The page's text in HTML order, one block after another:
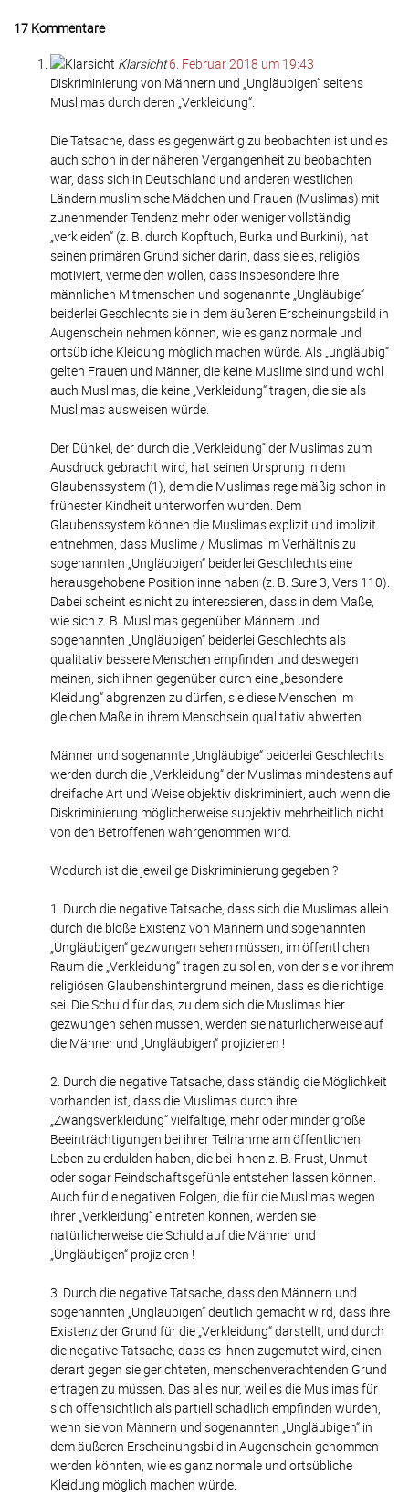
17 Kommentare
Klarsicht 6. Februar 2018 um 19:43
Diskriminierung von Männern und „Ungläubigen“ seitens
Muslimas durch deren „Verkleidung“.
Die Tatsache, dass es gegenwärtig zu beobachten ist und es
auch schon in der näheren Vergangenheit zu beobachten
war, dass sich in Deutschland und anderen westlichen
Ländern muslimische Mädchen und Frauen (Muslimas) mit
zunehmender Tendenz mehr oder weniger vollständig
„verkleiden“ (z. B. durch Kopftuch, Burka und Burkini), hat
seinen primären Grund sicher darin, dass sie es, religiös
motiviert, vermeiden wollen, dass insbesondere ihre
männlichen Mitmenschen und sogenannte „Ungläubige“
beiderlei Geschlechts sie in dem äußeren Erscheinungsbild in
Augenschein nehmen können, wie es ganz normale und
ortsübliche Kleidung möglich machen würde. Als „ungläubig“
gelten Frauen und Männer, die keine Muslime sind und wohl
auch Muslimas, die keine „Verkleidung“ tragen, die sie als
Muslimas ausweisen würde.
Der Dünkel, der durch die „Verkleidung“ der Muslimas zum
Ausdruck gebracht wird, hat seinen Ursprung in dem
Glaubenssystem (1), dem die Muslimas regelmäßig schon in
frühester Kindheit unterworfen wurden. Dem
Glaubenssystem können die Muslimas explizit und implizit
entnehmen, dass Muslime / Muslimas im Verhältnis zu
sogenannten „Ungläubigen“ beiderlei Geschlechts eine
herausgehobene Position inne haben (z. B. Sure 3, Vers 110).
Dabei scheint es nicht zu interessieren, dass in dem Maße,
wie sich z. B. Muslimas gegenüber Männern und
sogenannten „Ungläubigen“ beiderlei Geschlechts als
qualitativ bessere Menschen empfinden und deswegen
meinen, sich ihnen gegenüber durch eine „besondere
Kleidung“ abgrenzen zu dürfen, sie diese Menschen im
gleichen Maße in ihrem Menschsein qualitativ abwerten.
Männer und sogenannte „Ungläubige“ beiderlei Geschlechts
werden durch die „Verkleidung“ der Muslimas mindestens auf
dreifache Art und Weise objektiv diskriminiert, auch wenn die
Diskriminierung möglicherweise subjektiv mehrheitlich nicht
von den Betroffenen wahrgenommen wird.
Wodurch ist die jeweilige Diskriminierung gegeben ?
1. Durch die negative Tatsache, dass sich die Muslimas allein
durch die bloße Existenz von Männern und sogenannten
„Ungläubigen“ gezwungen sehen müssen, im öffentlichen
Raum die „Verkleidung“ tragen zu sollen, von der sie vor ihrem
religiösen Glaubenshintergrund meinen, dass es die richtige
sei. Die Schuld für das, zu dem sich die Muslimas hier
gezwungen sehen müssen, werden sie natürlicherweise auf
die Männer und „Ungläubigen“ projizieren !
2. Durch die negative Tatsache, dass ständig die Möglichkeit
vorhanden ist, dass die Muslimas durch ihre
„Zwangsverkleidung“ vielfältige, mehr oder minder große
Beeinträchtigungen bei ihrer Teilnahme am öffentlichen
Leben zu erdulden haben, die bei ihnen z. B. Frust, Unmut
oder sogar Feindschaftsgefühle entstehen lassen können.
Auch für die negativen Folgen, die für die Muslimas wegen
ihrer „Verkleidung“ eintreten können, werden sie
natürlicherweise die Schuld auf die Männer und
„Ungläubigen“ projizieren !
3. Durch die negative Tatsache, dass den Männern und
sogenannten „Ungläubigen“ deutlich gemacht wird, dass ihre
Existenz der Grund für die „Verkleidung“ darstellt, und durch
die negative Tatsache, dass es ihnen zugemutet wird, einen
derart gegen sie gerichteten, menschenverachtenden Grund
ertragen zu müssen. Das alles nur, weil es die Muslimas für
sich offensichtlich als partiell schädlich empfinden würden,
wenn sie von Männern und sogenannten „Ungläubigen“ in
dem äußeren Erscheinungsbild in Augenschein genommen
werden könnten, wie es ganz normale und ortsübliche
Kleidung möglich machen würde.